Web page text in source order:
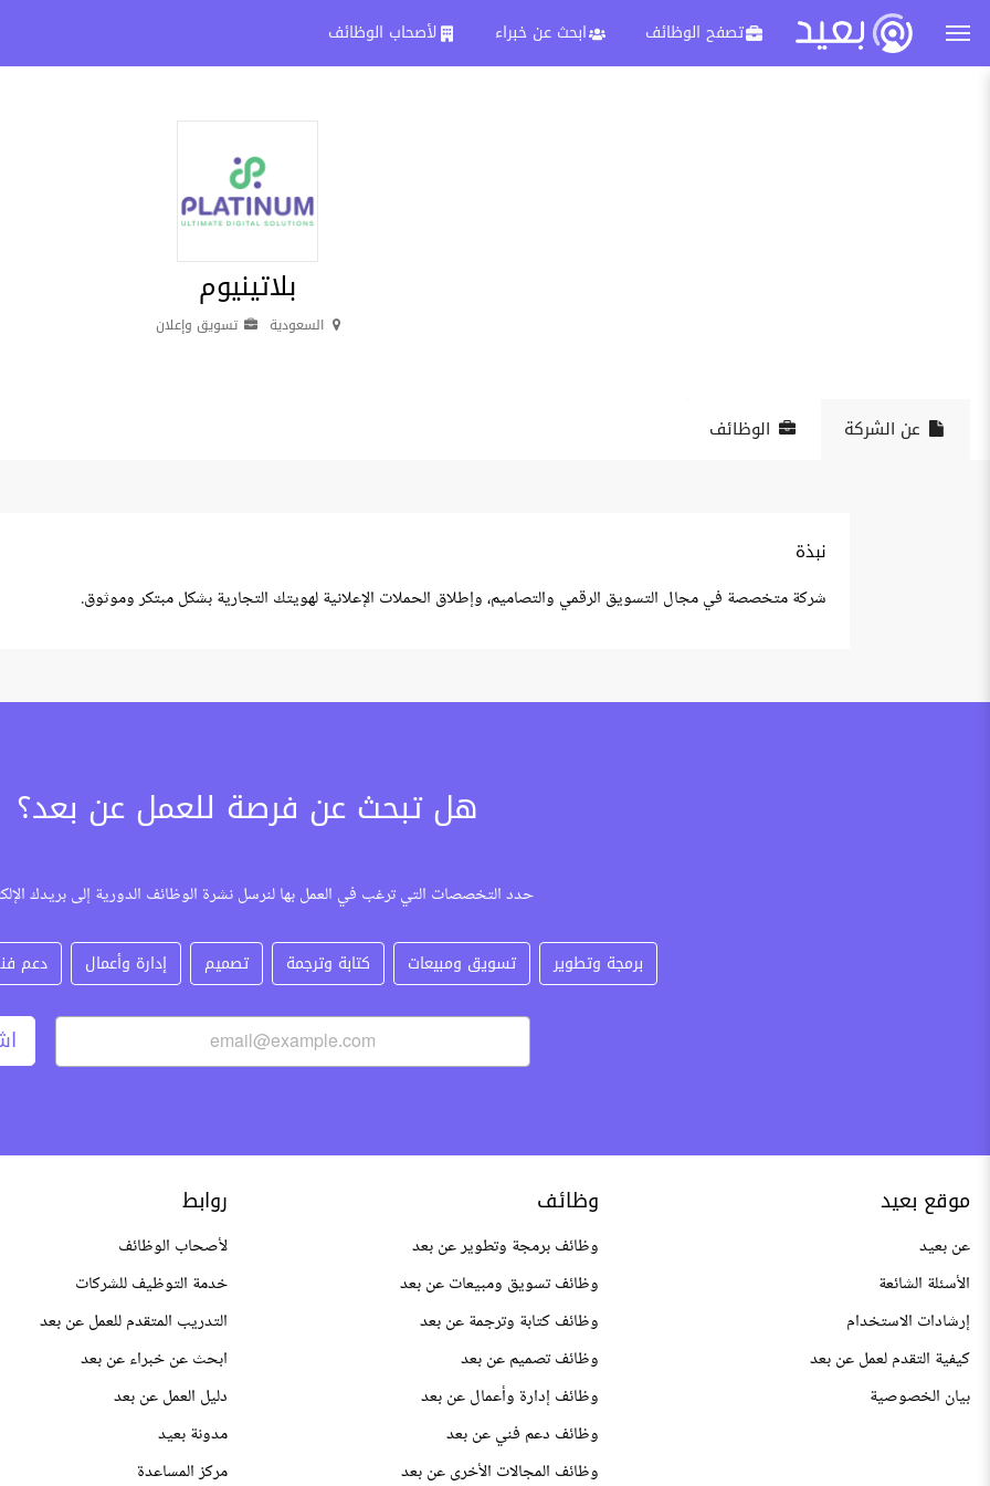
تصفح الوظائف ابحث عن خبراء لأصحاب الوظائف
بلاتينيوم
السعودية تسويق وإعلان
عن الشركة الوظائف
نبذة
شركة متخصصة في مجال التسويق الرقمي والتصاميم، وإطلاق الحملات الإعلانية لهويتك التجارية بشكل مبتكر وموثوق.
هل تبحث عن فرصة للعمل عن بعد؟
حدد التخصصات التي ترغب في العمل بها لنرسل نشرة الوظائف الدورية إلى بريدك
برمجة وتطوير تسويق ومبيعات كتابة وترجمة تصميم إدارة وأعمال دعم
موقع بعيد
عن بعيد
الأسئلة الشائعة
إرشادات الاستخدام
كيفية التقدم لعمل عن بعد
بيان الخصوصية
وظائف
وظائف برمجة وتطوير عن بعد
وظائف تسويق ومبيعات عن بعد
وظائف كتابة وترجمة عن بعد
وظائف تصميم عن بعد
وظائف إدارة وأعمال عن بعد
وظائف دعم فني عن بعد
وظائف المجالات الأخرى عن بعد
روابط
لأصحاب الوظائف
خدمة التوظيف للشركات
التدريب المتقدم للعمل عن بعد
ابحث عن خبراء عن بعد
دليل العمل عن بعد
مدونة بعيد
مركز المساعدة